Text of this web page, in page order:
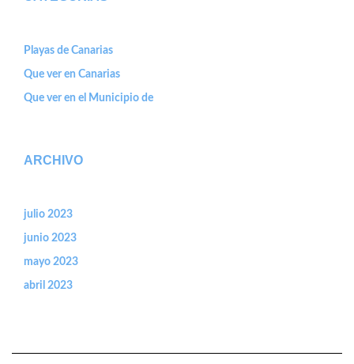
Playas de Canarias
Que ver en Canarias
Que ver en el Municipio de
ARCHIVO
julio 2023
junio 2023
mayo 2023
abril 2023